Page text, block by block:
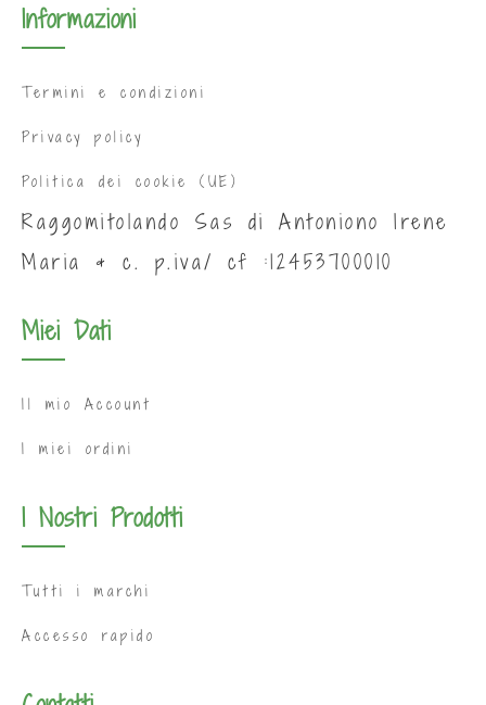
Informazioni
Termini e condizioni
Privacy policy
Politica dei cookie (UE)
Raggomitolando Sas di Antoniono Irene
Maria & c. p.iva/ cf :12453700010
Miei Dati
Il mio Account
I miei ordini
I Nostri Prodotti
Tutti i marchi
Accesso rapido